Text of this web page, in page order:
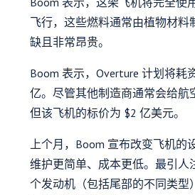
飞行，这些燃料通常由植物材料
缺且非常昂贵。
Boom 表示，Overture 计划将耗
亿。尽管其他制造商通常会给航
但该飞机的标价为 $2 亿美元。
上个月，Boom 宣布改变飞机的
维护更简单、成本更低。最引人
个发动机（包括尾部的不同类型